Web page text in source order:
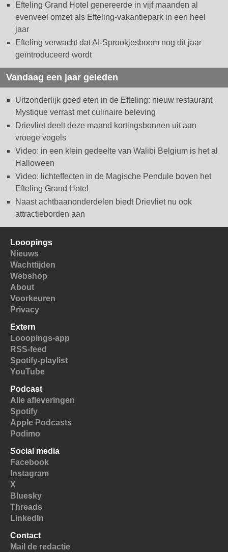
Efteling Grand Hotel genereerde in vijf maanden al
evenveel omzet als Efteling-vakantiepark in een heel
jaar
Efteling verwacht dat AI-Sprookjesboom nog dit jaar
geïntroduceerd wordt
Vandaag een jaar geleden
Uitzonderlijk goed eten in de Efteling: nieuw restaurant
Mystique verrast met culinaire beleving
Drievliet deelt deze maand kortingsbonnen uit aan
vroege vogels
Video: in een klein gedeelte van Walibi Belgium is het al
Halloween
Video: lichteffecten in de Magische Pendule boven het
Efteling Grand Hotel
Naast achtbaanonderdelen biedt Drievliet nu ook
attractieborden aan
Looopings
Nieuws
Wachttijden
Webshop
About
Voorkeuren
Privacy
Extern
Looopings-app
RSS-feed
Spotify-playlist
YouTube
Podcast
Alle afleveringen
Spotify
Apple Podcasts
Podimo
Social media
Facebook
Instagram
X
Bluesky
Threads
LinkedIn
Contact
Mail de redactie